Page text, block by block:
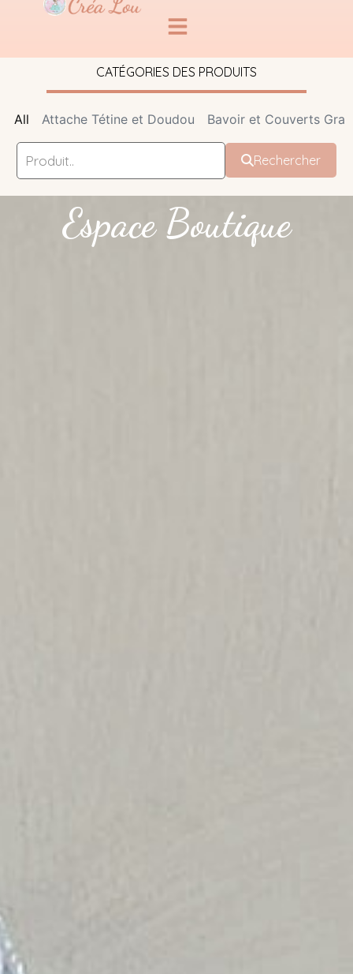
CATÉGORIES DES PRODUITS
Attache Tétine et Doudou Bavoir et Couverts
All
Rechercher
Espace Boutique